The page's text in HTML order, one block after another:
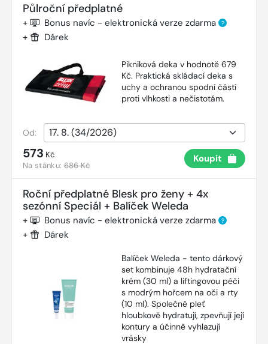
Půlroční předplatné
+ Bonus navíc - elektronická verze zdarma ?
+ Dárek
Pikniková deka v hodnotě 679
Kč. Praktická skládací deka s
uchy a ochranou spodní částí
proti vlhkosti a nečistotám.
Od:
573 Kč
Na stánku:686 Kč
Koupit
Roční předplatné Blesk pro ženy + 4x
sezónní Speciál + Balíček Weleda
+ Bonus navíc - elektronická verze zdarma ?
+ Dárek
Balíček Weleda - tento dárkový
set kombinuje 48h hydratační
krém (30 ml) a liftingovou péči
s modrým hořcem na oči a rty
(10 ml). Společně pleť
hloubkově hydratují, zpevňují její
kontury a účinně vyhlazují
vrásky